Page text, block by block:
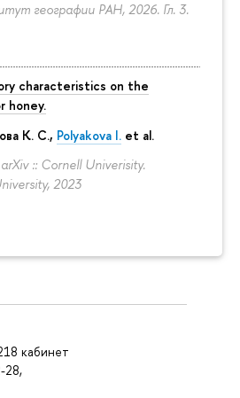
географии РАН, 2026. Гл. 3.
characteristics on the
honey.
К. С., Polyakova I. et al.
:: Cornell Univerisity.
2023
кабинет
28,